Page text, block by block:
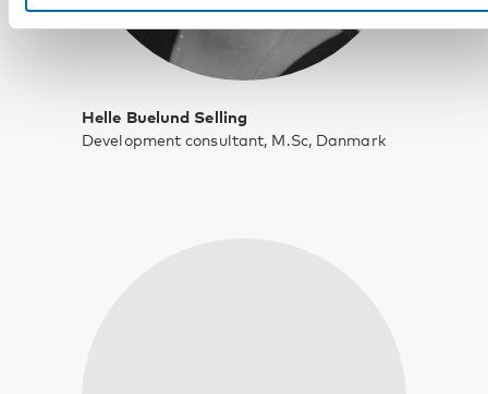
Helle Buelund Selling
Development consultant, M.Sc, Danmark